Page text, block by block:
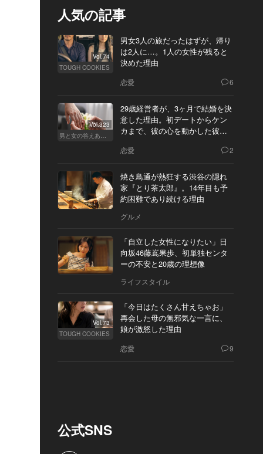
人気の記事
Vol.74
TOUGH COOKIES
男女3人の旅だったはずが、帰り
は2人に…。1人の女性が残ると
決めた理由
恋愛 6
Vol.323
男と女の答えあわせ【Q】
29歳経営者が、3ヶ月で結婚を決
意した理由。初デートからケン
カまで、彼の心を動かした彼女
恋愛 2
焼き鳥通が熱狂する渋谷の隠れ
家『とり茶太郎』。14年目も予
約困難であり続ける理由
グルメ
「自立した女性になりたい」日
向坂46藤嶌果歩、初単独センタ
ーの不安と20歳の理想像
ライフスタイル
Vol.73
TOUGH COOKIES
「今日はたくさん甘えちゃお」
再会した母の無邪気な一言に、
娘が激怒した理由
恋愛 9
公式SNS